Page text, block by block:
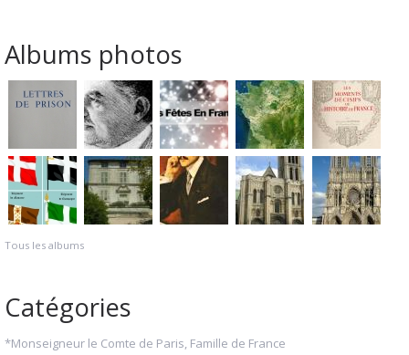
Albums photos
Tous les albums
Catégories
*Monseigneur le Comte de Paris, Famille de France